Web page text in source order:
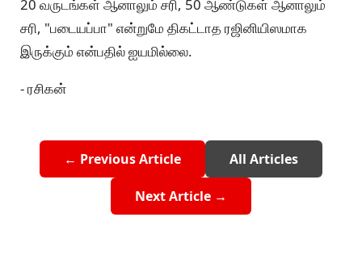
20 வருடங்கள் ஆனாலும் சரி, 50 ஆண்டுகள் ஆனாலும்
சரி, "படையப்பா" என்றுமே திகட்டாத ரஜினியிஸமாக
இருக்கும் என்பதில் ஐயமில்லை.
- ரசிகன்
← Previous Article All Articles
Next Article →